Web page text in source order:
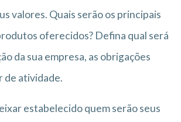
valores. Quais serão os principais
oferecidos? Defina qual será
da sua empresa, as obrigações
de atividade.
estabelecido quem serão seus